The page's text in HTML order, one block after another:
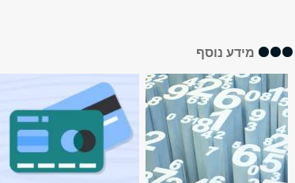
מידע נוסף